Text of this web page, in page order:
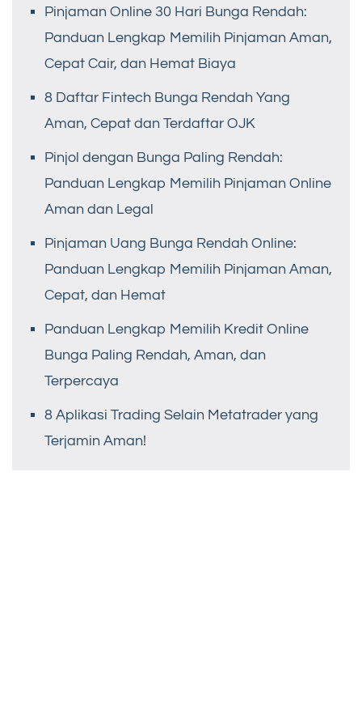
Pinjaman Online 30 Hari Bunga Rendah:
Panduan Lengkap Memilih Pinjaman Aman,
Cepat Cair, dan Hemat Biaya
8 Daftar Fintech Bunga Rendah Yang
Aman, Cepat dan Terdaftar OJK
Pinjol dengan Bunga Paling Rendah:
Panduan Lengkap Memilih Pinjaman Online
Aman dan Legal
Pinjaman Uang Bunga Rendah Online:
Panduan Lengkap Memilih Pinjaman Aman,
Cepat, dan Hemat
Panduan Lengkap Memilih Kredit Online
Bunga Paling Rendah, Aman, dan
Terpercaya
8 Aplikasi Trading Selain Metatrader yang
Terjamin Aman!